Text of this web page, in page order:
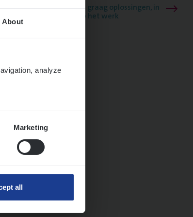
About
analyze
Marketing
all
Thalia zoekt graag oplossingen, in
games én op het werk